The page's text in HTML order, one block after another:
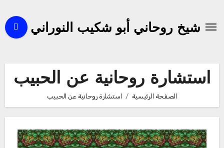
المحتوىشيخ روحاني أبو شكيب النوراني
استشارة روحانية عن الحبيب
الصفحة الرئيسية استشارة روحانية عن الحبيب